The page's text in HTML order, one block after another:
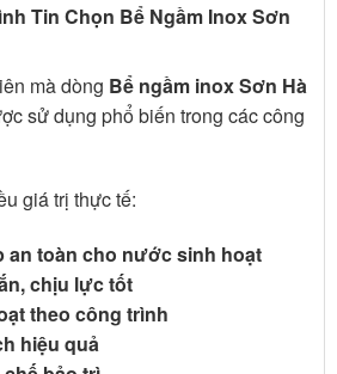
Tin Chọn Bể Ngầm Inox Sơn
mà dòng Bể ngầm inox Sơn Hà
sử dụng phổ biến trong các công
giá trị thực tế:
an toàn cho nước sinh hoạt
chịu lực tốt
theo công trình
hiệu quả